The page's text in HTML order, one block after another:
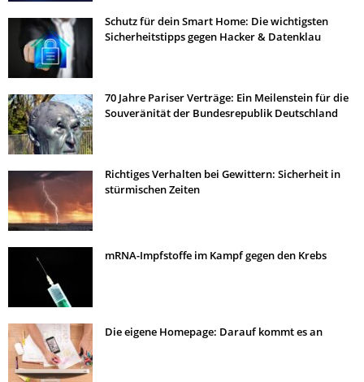
Schutz für dein Smart Home: Die wichtigsten
Sicherheitstipps gegen Hacker & Datenklau
70 Jahre Pariser Verträge: Ein Meilenstein für die
Souveränität der Bundesrepublik Deutschland
Richtiges Verhalten bei Gewittern: Sicherheit in
stürmischen Zeiten
mRNA-Impfstoffe im Kampf gegen den Krebs
Die eigene Homepage: Darauf kommt es an